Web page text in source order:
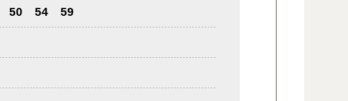
50 54 59